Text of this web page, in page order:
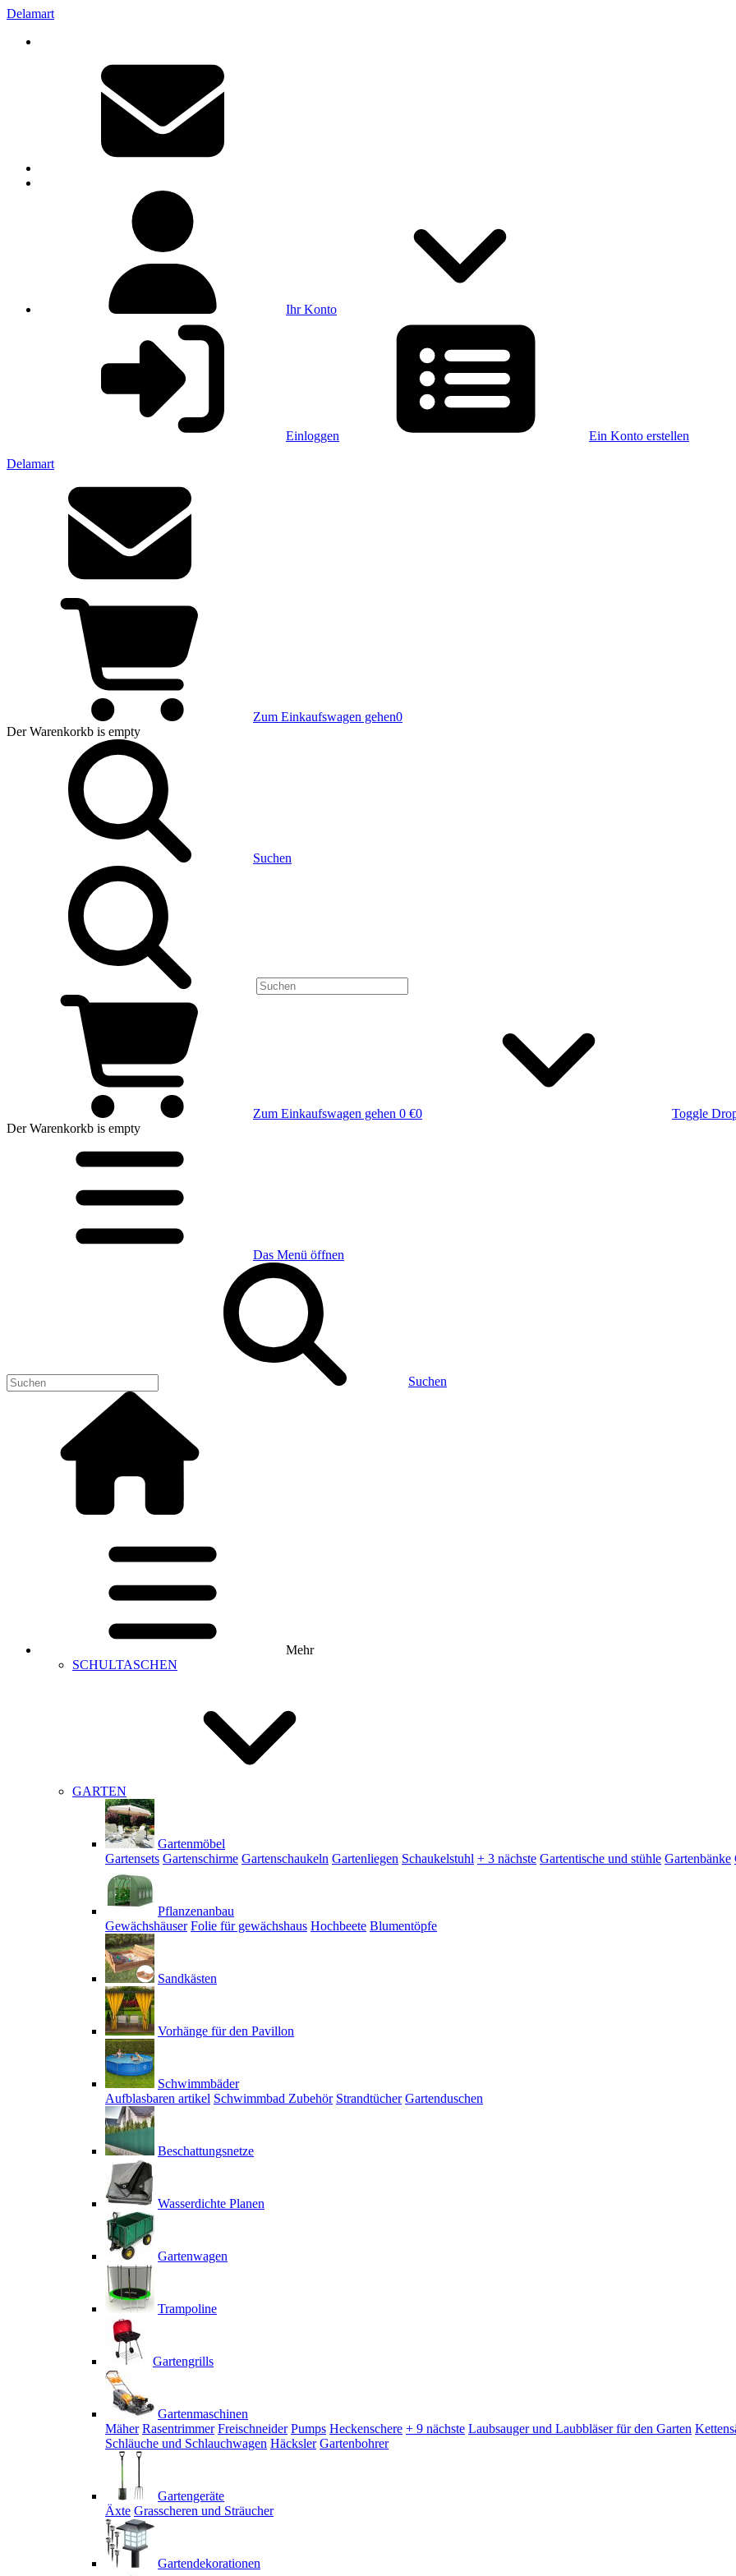
Delamart
Ihr Konto
Einloggen Ein Konto erstellen
Delamart
Zum Einkaufswagen gehen0
Der Warenkorkb is empty
Suchen
Zum Einkaufswagen gehen 0 €0
Toggle
Der Warenkorkb is empty
Das Menü öffnen
Suchen
Mehr
SCHULTASCHEN
GARTEN
Gartenmöbel
Gartensets Gartenschirme Gartenschaukeln Gartenliegen Schaukelstuhl + 3 nächste Gartentische und stühle Gartenbänke
Pflanzenanbau
Gewächshäuser Folie für gewächshaus Hochbeete Blumentöpfe
Sandkästen
Vorhänge für den Pavillon
Schwimmbäder
Aufblasbaren artikel Schwimmbad Zubehör Strandtücher Gartenduschen
Beschattungsnetze
Wasserdichte Planen
Gartenwagen
Trampoline
Gartengrills
Gartenmaschinen
Mäher Rasentrimmer Freischneider Pumps Heckenschere + 9 nächste Laubsauger und Laubbläser für den Garten
Schläuche und Schlauchwagen Häcksler Gartenbohrer
Gartengeräte
Äxte Grasscheren und Sträucher
Gartendekorationen